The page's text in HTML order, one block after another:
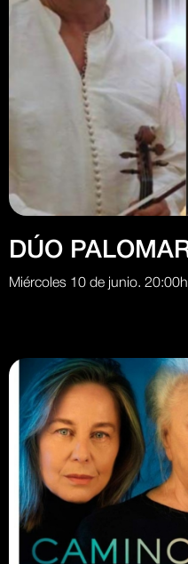
DÚO
Miércoles 10 de junio. 20:00h